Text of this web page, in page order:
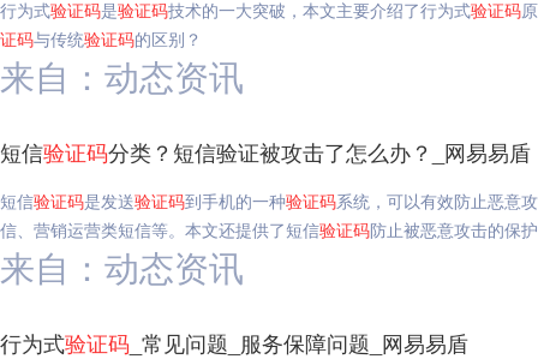
行为式验证码是验证码技术的一大突破，本文主要介绍了行为式验证码
证码与传统验证码的区别？
来自：动态资讯
短信验证码分类？短信验证被攻击了怎么办？_网易易盾
短信验证码是发送验证码到手机的一种验证码系统，可以有效防止恶意
信、营销运营类短信等。本文还提供了短信验证码防止被恶意攻击的保
来自：动态资讯
行为式验证码 _常见问题_服务保障问题_网易易盾